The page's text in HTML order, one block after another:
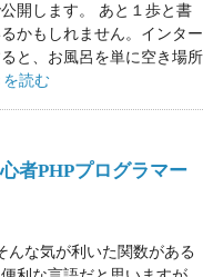
開します。 あと１歩と書
かもしれません。インター
と、お風呂を単に空き場所
を読む
者PHPプログラマー
んな気が利いた関数がある